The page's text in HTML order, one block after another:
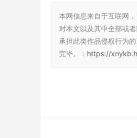
本网信息来自于互联网
对本文以及其中全部或
承担此类作品侵权行为
完毕。： https://